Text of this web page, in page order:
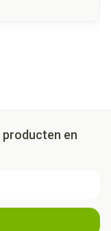
producten en